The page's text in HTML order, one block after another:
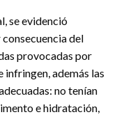
se evidenció
del
provocadas por
infringen, además las
no tenían
e hidratación,